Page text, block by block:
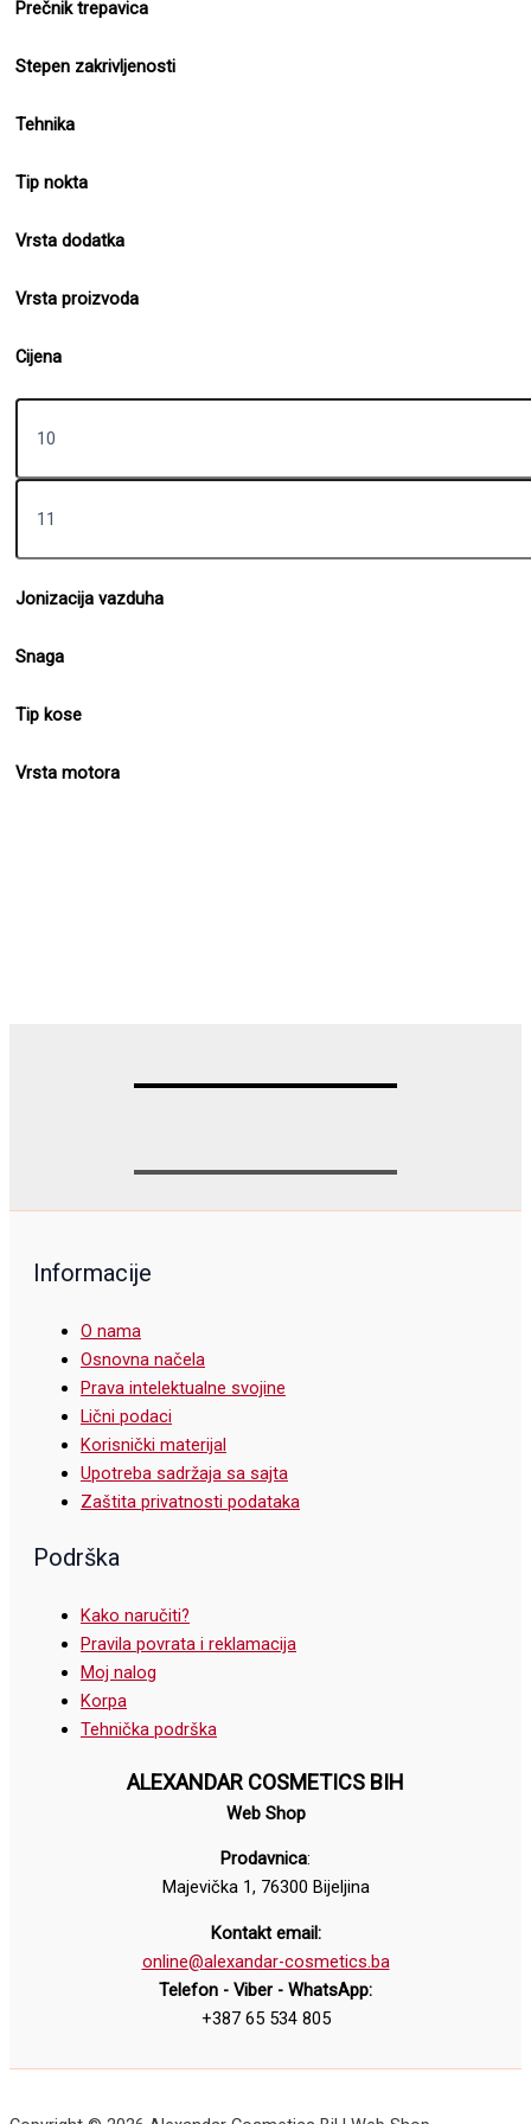
Prečnik trepavica
Stepen zakrivljenosti
Tehnika
Tip nokta
Vrsta dodatka
Vrsta proizvoda
Cijena
Jonizacija vazduha
Snaga
Tip kose
Vrsta motora
Informacije
O nama
Osnovna načela
Prava intelektualne svojine
Lični podaci
Korisnički materijal
Upotreba sadržaja sa sajta
Zaštita privatnosti podataka
Podrška
Kako naručiti?
Pravila povrata i reklamacija
Moj nalog
Korpa
Tehnička podrška
ALEXANDAR COSMETICS BIH
Web Shop
Prodavnica:
Majevička 1, 76300 Bijeljina
Kontakt email:
online@alexandar-cosmetics.ba
Telefon - Viber - WhatsApp:
+387 65 534 805